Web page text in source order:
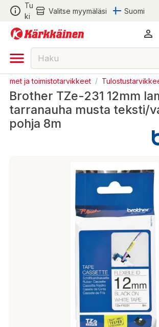
Tu
ki
Valitse myymäläsi Suomi
ja toimistotarvikkeet /
Brother TZe-231 12mm
tarranauha musta teksti/
pohja 8m